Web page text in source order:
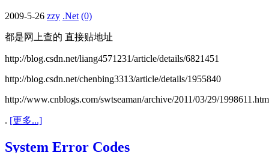
2009-5-26 zzy .Net (0)
都是网上查的 直接贴地址
http://blog.csdn.net/liang4571231/article/details/6821451
http://blog.csdn.net/chenbing3313/article/details/1955840
http://www.cnblogs.com/swtseaman/archive/2011/03/29/
. [更多...]
System Error Codes